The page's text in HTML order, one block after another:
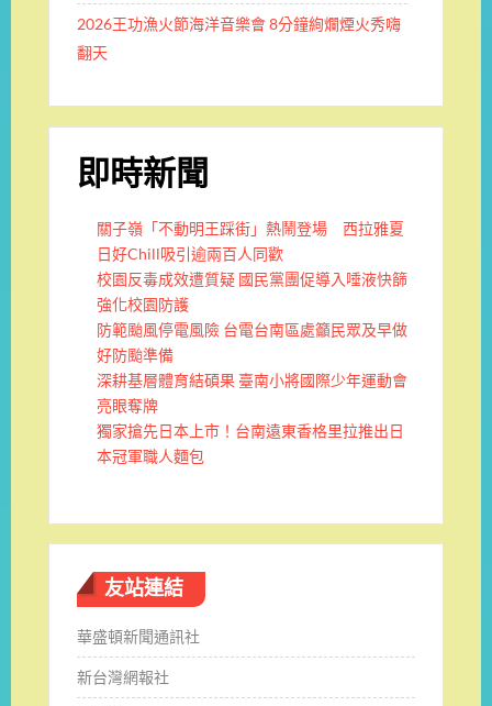
2026王功漁火節海洋音樂會 8分鐘絢爛煙火秀嗨
翻天
即時新聞
關子嶺「不動明王踩街」熱鬧登場 西拉雅夏
日好Chill吸引逾兩百人同歡
校園反毒成效遭質疑 國民黨團促導入唾液快篩
強化校園防護
防範颱風停電風險 台電台南區處籲民眾及早做
好防颱準備
深耕基層體育結碩果 臺南小將國際少年運動會
亮眼奪牌
獨家搶先日本上市！台南遠東香格里拉推出日
本冠軍職人麵包
友站連結
華盛頓新聞通訊社
新台灣網報社